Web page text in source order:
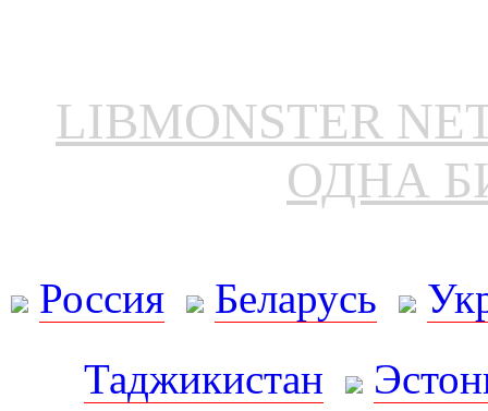
LIBMONSTER
ОДНА
Россия Беларусь
Таджикистан